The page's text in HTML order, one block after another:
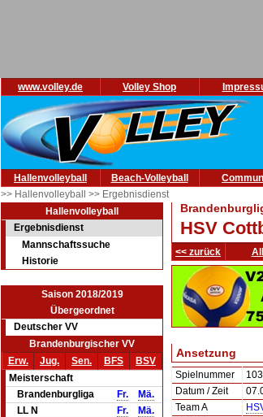
www.volley.de Volley Shop
Hallenvolleyball Beach-Volleyball
>> Hallenvolleyball >> Ergebnisdienst
Hallenvolleyball
Ergebnisdienst
Mannschaftssuche
Historie
Saison 2018/2019
Übergeordnet
Deutscher VV
Brandenburgischer VV
Erw.
Jug. Sen. BFS
BSV
Meisterschaft
Brandenburgliga
Fr.
Mä.
LL N
Fr.
Mä.
HSV
<< zurück
Ansetzung
Spielnummer
103
Datum / Zeit
Team A